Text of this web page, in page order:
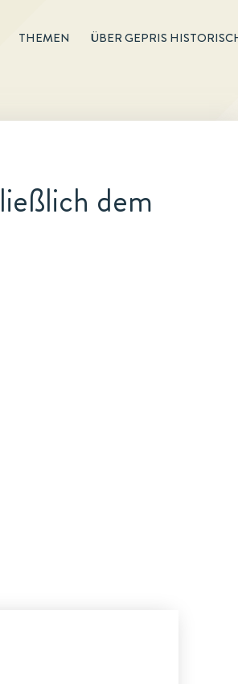
THEMEN ÜBER GEPRIS
dem